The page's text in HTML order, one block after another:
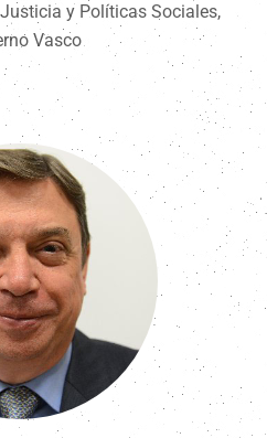
y Políticas Sociales,
Vasco